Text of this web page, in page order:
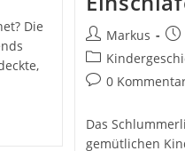
Die
Beitrags-
Autor:
Markus
Beitrags-
Kategorie:
Beitrags-
0
Das
gemütlichen